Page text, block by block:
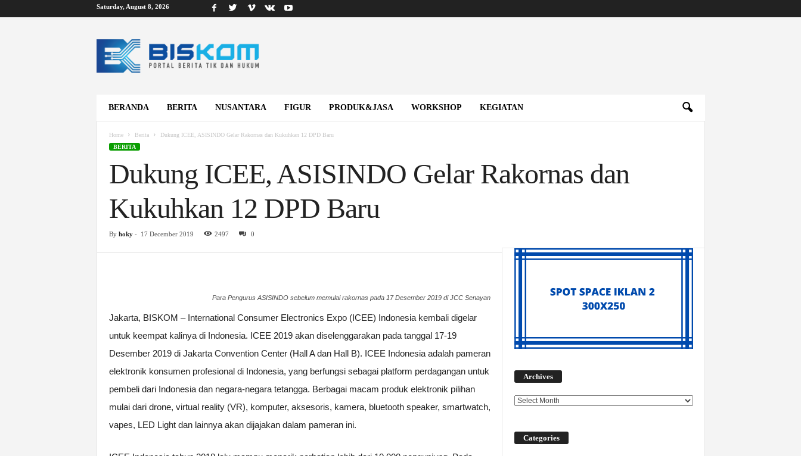
Saturday, August 8, 2026
i
BERANDA
BERITA NUSANTARA FIGUR PRODUK&JASA WORKSHOP KEGIATAN
Home Berita
Dukung ICEE, ASISINDO Gelar Rakornas dan Kukuhkan 12 DPD Baru
BERITA
Dukung ICEE, ASISINDO Gelar Rakornas dan
Kukuhkan 12 DPD Baru
By hoky- 17 December 2019 2497 0
Para Pengurus ASISINDO sebelum memulai rakornas pada 17 Desember 2019 di JCC Senayan
Jakarta, BISKOM – International Consumer Electronics Expo (ICEE) Indonesia kembali digelar
untuk keempat kalinya di Indonesia. ICEE 2019 akan diselenggarakan pada tanggal 17-19
Desember 2019 di Jakarta Convention Center (Hall A dan Hall B). ICEE Indonesia adalah pameran
elektronik konsumen profesional di Indonesia, yang berfungsi sebagai platform perdagangan untuk
pembeli dari Indonesia dan negara-negara tetangga. Berbagai macam produk elektronik pilihan
mulai dari drone, virtual reality (VR), komputer, aksesoris, kamera, bluetooth speaker, smartwatch,
vapes, LED Light dan lainnya akan dijajakan dalam pameran ini.
Archives
Categories